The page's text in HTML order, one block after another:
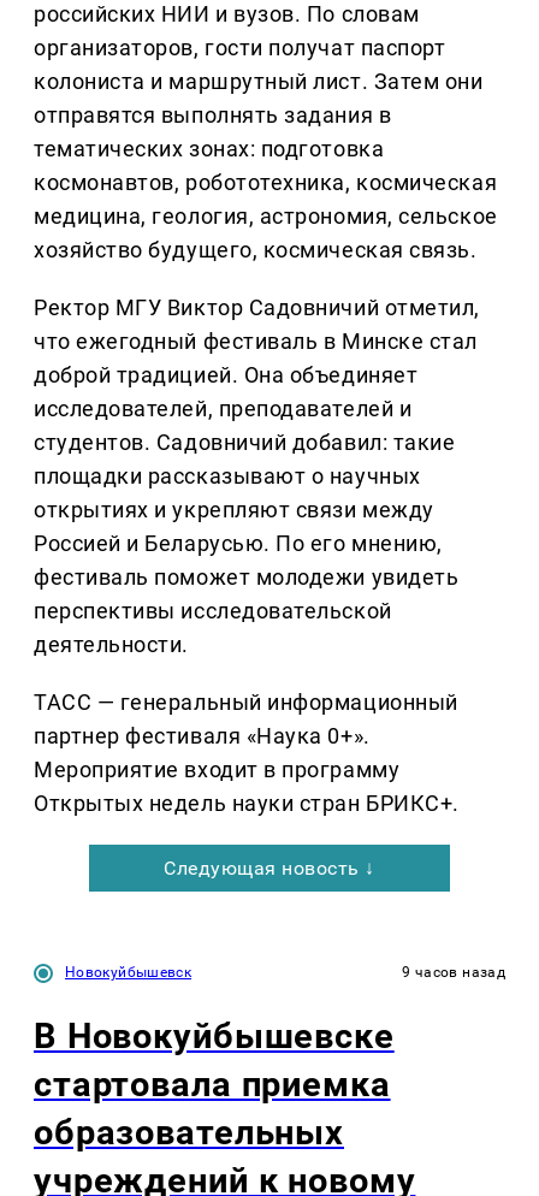
российских НИИ и вузов. По словам
организаторов, гости получат паспорт
колониста и маршрутный лист. Затем они
отправятся выполнять задания в
тематических зонах: подготовка
космонавтов, робототехника, космическая
медицина, геология, астрономия, сельское
хозяйство будущего, космическая связь.
Ректор МГУ Виктор Садовничий отметил,
что ежегодный фестиваль в Минске стал
доброй традицией. Она объединяет
исследователей, преподавателей и
студентов. Садовничий добавил: такие
площадки рассказывают о научных
открытиях и укрепляют связи между
Россией и Беларусью. По его мнению,
фестиваль поможет молодежи увидеть
перспективы исследовательской
деятельности.
ТАСС — генеральный информационный
партнер фестиваля «Наука 0+».
Мероприятие входит в программу
Открытых недель науки стран БРИКС+.
Следующая новость ↓
Новокуйбышевск 9 часов назад
В Новокуйбышевске
стартовала приемка
образовательных
учреждений к новому